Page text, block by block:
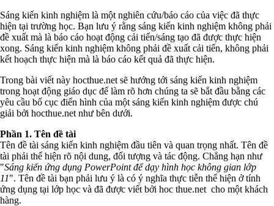
Sáng kiến kinh nghiệm là một nghiên cứu/báo cáo của việc đã thực
hiện tại trường học. Bạn lưu ý rằng sáng kiến kinh nghiệm không phải
đề xuất mà là báo cáo hoạt động cải tiến/sáng tạo đã được thực hiện
xong. Sáng kiến kinh nghiệm không phải đề xuất cải tiến, không phải
kết hoạch thực hiện mà là báo cáo kết quả đã thực hiện.
Trong bài viết này hocthue.net sẽ hướng tới sáng kiến kinh nghiệm
trong hoạt động giáo dục để làm rõ hơn chúng ta sẽ bắt đầu bằng các
yêu cầu bố cục điển hình của một sáng kiến kinh nghiệm được chú
giải bởi hocthue.net như bên dưới.
Phần 1. Tên đề tài
Tên đề tài sáng kiến kinh nghiệm đầu tiên và quan trọng nhất. Tên đề
tài phải thể hiện rõ nội dung, đối tượng và tác động. Chẳng hạn như
"Sáng kiến ứng dụng PowerPoint để dạy hình học không gian lớp
11". Tên đề tài bạn phải lưu ý là có ý nghĩa thực tiễn thể hiện ở tính
ứng dụng tại lớp học và đã được viết bởi hoc thue.net cho một khách
hàng.